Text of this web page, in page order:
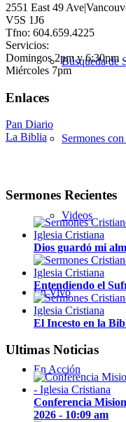
Búsqueda de
Sermones
Videos
En Vivo
En Acción
2551 East 49
V5S 1J6
Tfno: 604.659.4225
Servicios:
Domingos 2pm y 6:30pm
Miércoles 7pm
Enlaces
Pan Diario
La Biblia
Sermones Recientes
Dios guardó mi
Entendiendo el
El Incesto en la
Ultimas Noticias
Conferencia
2026 - 10:09 am